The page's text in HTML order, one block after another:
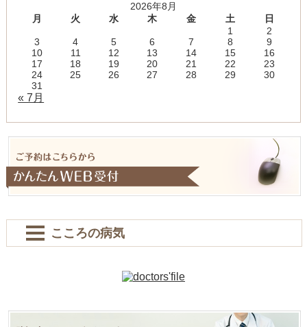
2026年8月
月
火 水 木 金 土
日
1
2
3
4 5 6 7 8
9
10
11 12 13 14 15
16
17
18 19 20 21 22
23
24
25 26 27 28 29
30
31
« 7月
こころの病気